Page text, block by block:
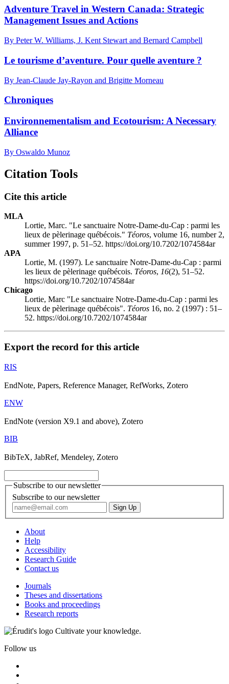
Adventure Travel in Western Canada: Strategic
Management Issues and Actions
By Peter W. Williams, J. Kent Stewart and Bernard Campbell
Le tourisme d’aventure. Pour quelle aventure ?
By Jean-Claude Jay-Rayon and Brigitte Morneau
Chroniques
Environnementalism and Ecotourism: A Necessary
Alliance
By Oswaldo Munoz
Citation Tools
Cite this article
MLA
Lortie, Marc. "Le sanctuaire Notre-Dame-du-Cap : parmi les
lieux de pèlerinage québécois." Téoros, volume 16, number 2,
summer 1997, p. 51–52. https://doi.org/10.7202/1074584ar
APA
Lortie, M. (1997). Le sanctuaire Notre-Dame-du-Cap : parmi
les lieux de pèlerinage québécois. Téoros, 16(2), 51–52.
https://doi.org/10.7202/1074584ar
Chicago
Lortie, Marc "Le sanctuaire Notre-Dame-du-Cap : parmi les
lieux de pèlerinage québécois". Téoros 16, no. 2 (1997) : 51–
52. https://doi.org/10.7202/1074584ar
Export the record for this article
RIS
EndNote, Papers, Reference Manager, RefWorks, Zotero
ENW
EndNote (version X9.1 and above), Zotero
BIB
BibTeX, JabRef, Mendeley, Zotero
Subscribe to our newsletter
Subscribe to our newsletter
About
Help
Accessibility
Research Guide
Contact us
Journals
Theses and dissertations
Books and proceedings
Research reports
Cultivate your knowledge.
Follow us